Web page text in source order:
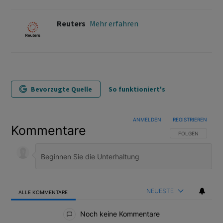
Reuters Mehr erfahren
Bevorzugte Quelle So funktioniert's
Kommentare FOLGE DIESER
FOLGEN
ANMELDEN REGISTRIEREN
ALLE KOMMENTARE NEUESTE
Noch keine Kommentare